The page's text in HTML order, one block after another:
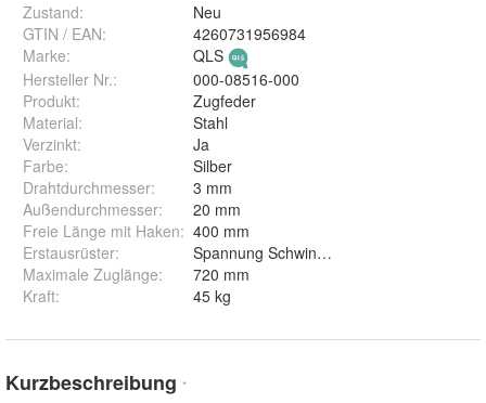
Zustand:
Neu
GTIN / EAN:
4260731956984
Marke:
QLS
Hersteller Nr.:
000-08516-000
Produkt:
Zugfeder
Material:
Stahl
Verzinkt:
Ja
Farbe:
Silber
Drahtdurchmesser:
3 mm
Außendurchmesser:
20 mm
Freie Länge mit Haken: 400 mm
Erstausrüster:
Spannung Schwingtor antirost
Maximale Zuglänge:
720 mm
Kraft: 45 kg
Kurzbeschreibung *